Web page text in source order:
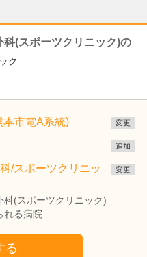
(スポーツクリニック)の
ク
本市電A系統) 変更
追加
/スポーツクリニッ
科(スポーツクリニック)
れる病院
変更
る